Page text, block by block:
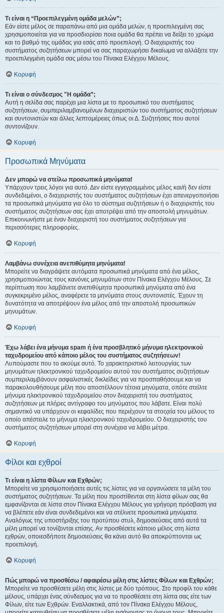
Τι είναι η “Προεπιλεγμένη ομάδα μελών”;
Εάν είστε μέλος σε παραπάνω από μια ομάδα μελών, η προεπιλεγμένη σας
χρησιμοποιείται για να προσδιορίσει ποια ομάδα θα πρέπει να δείξει το χρώμα
και το βαθμό της ομάδας για εσάς από προεπιλογή. Ο διαχειριστής του
συστήματος συζητήσεων μπορεί να σας παραχωρήσει δικαίωμα να αλλάξετε την
προεπιλεγμένη ομάδα σας μέσω του Πίνακα Ελέγχου Μέλους.
Κορυφή
Τι είναι ο σύνδεσμος "Η ομάδα”;
Αυτή η σελίδα σας παρέχει μια λίστα με το προσωπικό του συστήματος
συζητήσεων, συμπεριλαμβανομένων διαχειριστών του συστήματος συζητήσεων
και συντονιστών και άλλες λεπτομέρειες όπως οι Δ. Συζητήσεις που αυτοί
συντονίζουν.
Κορυφή
Προσωπικά Μηνύματα
Δεν μπορώ να στείλω προσωπικά μηνύματα!
Υπάρχουν τρεις λόγοι για αυτό. Δεν είστε εγγεγραμμένος μέλος και/ή δεν είστε
συνδεδεμένοι, ο διαχειριστής του συστήματος συζητήσεων έχει απενεργοποιήσει
τα προσωπικά μηνύματα για όλο το σύστημα συζητήσεων ή ο διαχειριστής του
συστήματος συζητήσεων σας έχει αποτρέψει από την αποστολή μηνυμάτων.
Επικοινωνήστε με έναν διαχειριστή του συστήματος συζητήσεων για
περισσότερες πληροφορίες.
Κορυφή
Λαμβάνω συνέχεια ανεπιθύμητα μηνύματα!
Μπορείτε να διαγράψετε αυτόματα προσωπικά μηνύματα από ένα μέλος,
χρησιμοποιώντας τους κανόνες μηνυμάτων στον Πίνακα Ελέγχου Μέλους. Σε
περίπτωση που λαμβάνετε ανεπιθύμητα προσωπικά μηνύματα από ένα
συγκεκριμένο μέλος, αναφέρετε τα μηνύματα στους συντονιστές. Έχουν τη
δυνατότητα να αποτρέψουν ένα μέλος από την αποστολή προσωπικών
μηνυμάτων.
Κορυφή
Έχω λάβει ένα μήνυμα spam ή ένα προσβλητικό μήνυμα ηλεκτρονικού
ταχυδρομείου από κάποιο μέλος του συστήματος συζητήσεων!
Λυπούμαστε που το ακούμε αυτό. Το χαρακτηριστικό λειτουργίας των
μηνυμάτων ηλεκτρονικού ταχυδρομείου αυτού του συστήματος συζητήσεων
συμπεριλαμβάνουν ασφαλιστικές δικλείδες για να προσπαθήσουμε και να
παρακολουθήσουμε μέλη που αποστέλλουν τέτοια μηνύματα, οπότε στείλτε
μήνυμα ηλεκτρονικού ταχυδρομείου στον διαχειριστή του συστήματος
συζητήσεων με πλήρες αντίγραφο του μηνύματος που λάβατε. Είναι πολύ
σημαντικό να υπάρχουν οι κεφαλίδες που περιέχουν τα στοιχεία του μέλους το
οποίο απέστειλε το μήνυμα ηλεκτρονικού ταχυδρομείου. Ο διαχειριστής του
συστήματος συζητήσεων μπορεί στη συνέχεια να λάβει μέτρα.
Κορυφή
Φίλοι και εχθροί
Τι είναι η λίστα Φίλων και Εχθρών;
Μπορείτε να χρησιμοποιήσετε αυτές τις λίστες για να οργανώσετε τα μέλη του
συστήματος συζητήσεων. Τα μέλη που προστίθενται στη λίστα φίλων σας θα
εμφανίζονται σε λίστα στον Πίνακα Ελέγχου Μέλους για γρήγορη πρόσβαση για
να βλέπετε εάν είναι συνδεδεμένοι και να στέλνετε προσωπικά μηνύματα.
Αναλόγως της υποστήριξης του προτύπου στυλ, δημοσιεύσεις από αυτά τα
μέλη μπορεί να τονίζονται επίσης. Αν προσθέσετε κάποιο μέλος στη λίστα
εχθρών, οποιεσδήποτε δημοσιεύσεις θα κάνει αυτό θα αποκρύπτονται ως
προεπιλογή.
Κορυφή
Πώς μπορώ να προσθέσω / αφαιρέσω μέλη στις λίστες Φίλων και Εχθρών;
Μπορείτε να προσθέσετε μέλη στις λίστες με δύο τρόπους. Στο προφίλ του κάθε
μέλους, υπάρχει ένας σύνδεσμος για να το προσθέσετε στη λίστα σας είτε των
Φίλων, είτε των Εχθρών. Εναλλακτικά, από τον Πίνακα Ελέγχου Μέλους,